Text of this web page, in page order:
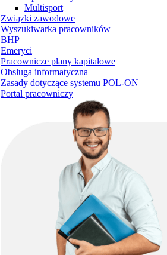
Multisport
Związki zawodowe
Wyszukiwarka pracowników
BHP
Emeryci
Pracownicze plany kapitałowe
Obsługa informatyczna
Zasady dotyczące systemu POL-ON
Portal pracowniczy